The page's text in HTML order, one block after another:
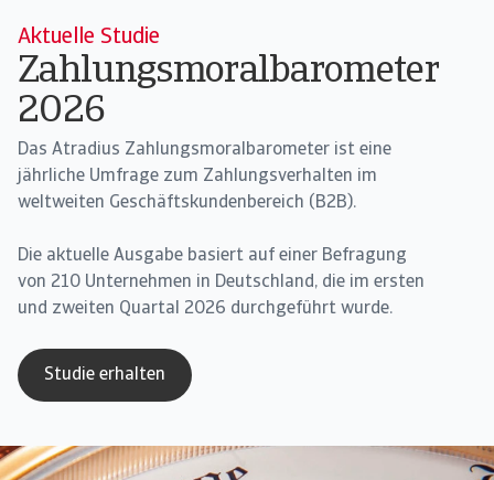
Aktuelle Studie
Zahlungsmoralbarometer
2026
Das Atradius Zahlungsmoralbarometer ist eine
jährliche Umfrage zum Zahlungsverhalten im
weltweiten Geschäftskundenbereich (B2B).
Die aktuelle Ausgabe basiert auf einer Befragung
von 210 Unternehmen in Deutschland, die im ersten
und zweiten Quartal 2026 durchgeführt wurde.
Studie erhalten